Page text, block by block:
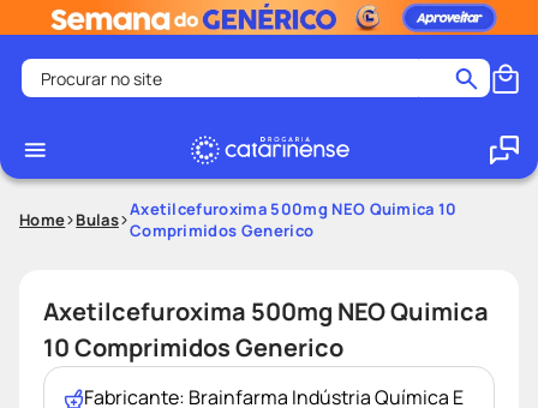
Procurar no site
1
medley
protetor solar facial
5º
tadalafila
6º
lenço umedecido
ozivy
Home Bulas Axetilcefuroxima 500mg NEO Quimica 10
Comprimidos Generico
Axetilcefuroxima 500mg NEO Quimica
10 Comprimidos Generico
Fabricante: Brainfarma Indústria Química E